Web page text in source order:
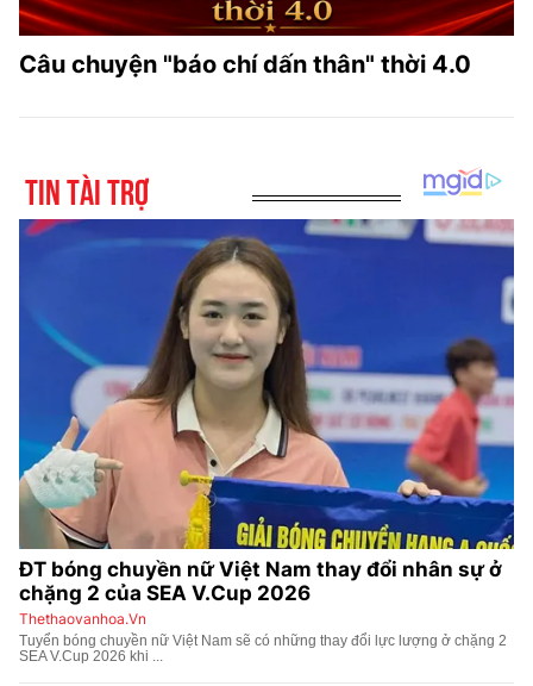
Câu chuyện "báo chí dấn thân" thời 4.0